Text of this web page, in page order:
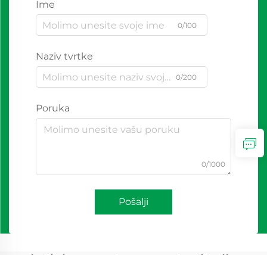
Ime
0/100
Naziv tvrtke
0/200
Poruka
0/1000
Pošalji